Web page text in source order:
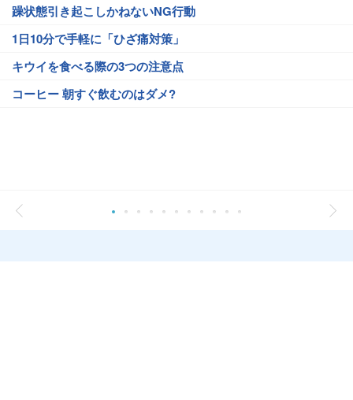
躁状態引き起こしかねないNG行動
1日10分で手軽に「ひざ痛対策」
キウイを食べる際の3つの注意点
コーヒー 朝すぐ飲むのはダメ?